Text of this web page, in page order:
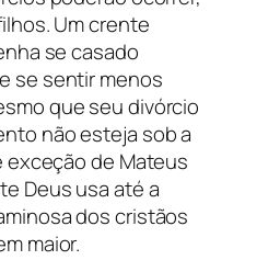
Um crente
se casado
se sentir menos
que seu divórcio
não esteja sob a
exceção de Mateus
Deus usa até a
dos cristãos
maior.